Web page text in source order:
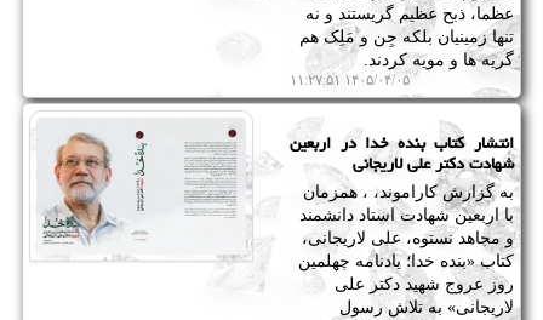
عظما، ذبح عظیم گریستند و نه
تنها زمینیان بلکه جِن و مَلِک هم
گریه ها و مویه کردند.
۱۴۰۵/۰۴/۰۵ ۱۱:۲۷:۵۱
انتشار کتاب بنده خدا در اربعین
شهادت دکتر علی لاریجانی
به گزارش کاراموند، ، همزمان
با اربعین شهادت استاد دانشمند
و مجاهد نستوه، علی لاریجانی،
کتاب «بنده خدا؛ یادنامه چهلمین
روز عروج شهید دکتر علی
لاریجانی» به تلاش رسول